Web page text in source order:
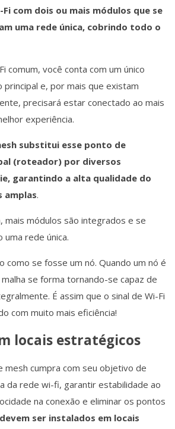
com dois ou mais módulos que se
uma rede única, cobrindo todo o
comum, você conta com um único
e, por mais que existam
precisará estar conectado ao mais
experiência.
substitui esse ponto de
(roteador) por diversos
garantindo a alta qualidade do
amplas.
mais módulos são integrados e se
uma rede única.
como se fosse um nó. Quando um nó é
se forma tornando-se capaz de
É assim que o sinal de Wi-Fi
com muito mais eficiência!
locais estratégicos
mesh cumpra com seu objetivo de
da rede wi-fi, garantir estabilidade ao
na conexão e eliminar os pontos
ser instalados em locais